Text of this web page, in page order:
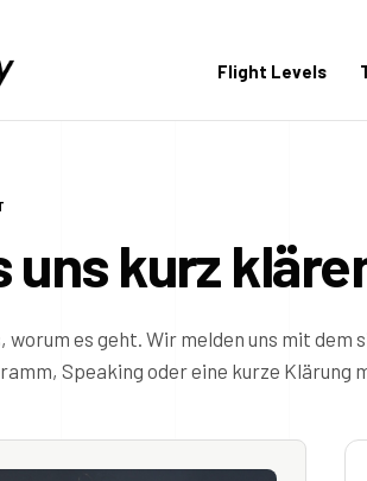
Flight Levels
uns kurz
worum es geht. Wir melden uns mit
Speaking oder eine kurze Klärung